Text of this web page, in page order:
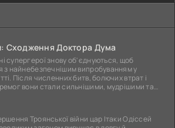
Сходження Доктора Дума
супергерої знову об'єднуються, щоб
з найнебезпечнішим випробуванням у
Після численних битв, болючих втрат і
вони стали сильнішими, мудрішими та
Троянської війни цар Ітаки Одіссей